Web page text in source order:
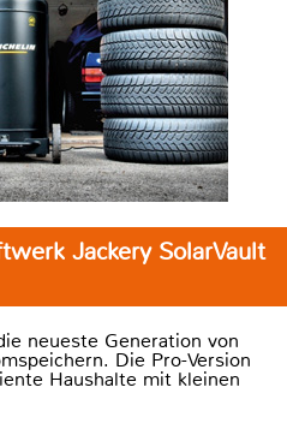
Jackery SolarVault
neueste Generation von
Die Pro-Version
Haushalte mit kleinen